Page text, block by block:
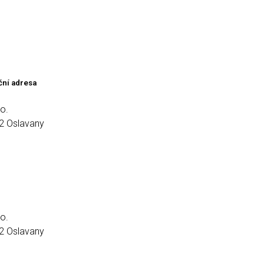
adresa
Oslavany
Oslavany